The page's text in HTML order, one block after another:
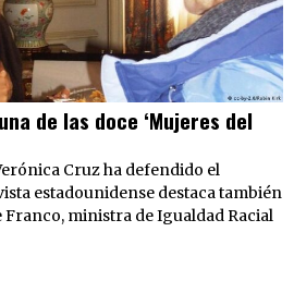
de las doce ‘Mujeres del
Cruz ha defendido el
estadounidense destaca también
Franco, ministra de Igualdad Racial